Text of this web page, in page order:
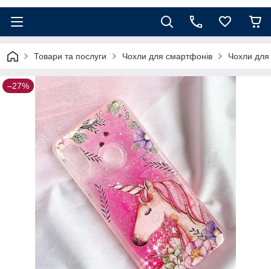
Товари та послуги Чохли для смартфонів Чохли
–27%